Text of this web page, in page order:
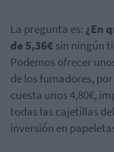
La pregunta es: ¿En
de 5,36€sin ningún
Podemos ofrecer
de los fumadores,
cuesta unos 4,80€,
todas las cajetillas
inversión en